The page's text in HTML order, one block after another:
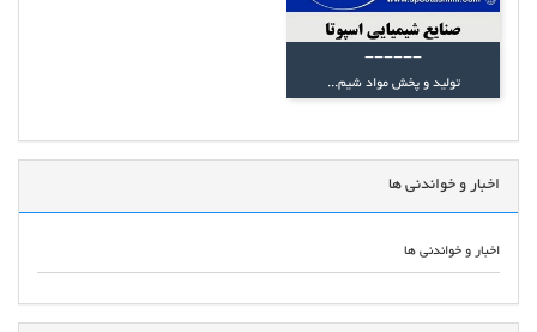
------
تولید و پخش مواد شیم...
اخبار و خواندنی ها
اخبار و خواندنی ها